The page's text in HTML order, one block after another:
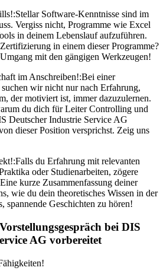
Stellar Software-Kenntnisse sind im
Vergiss nicht, Programme wie Excel
in deinem Lebenslauf aufzuführen.
in einem dieser Programme?
mit den gängigen Werkzeugen!
im Anschreiben!:Bei einer
wir nicht nur nach Erfahrung,
der motiviert ist, immer dazuzulernen.
du dich für Leiter Controlling und
Deutscher Industrie Service AG
dieser Position versprichst. Zeig uns
Falls du Erfahrung mit relevanten
oder Studienarbeiten, zögere
kurze Zusammenfassung deiner
wie du dein theoretisches Wissen in der
spannende Geschichten zu hören!
bei DIS
AG vorbereitet